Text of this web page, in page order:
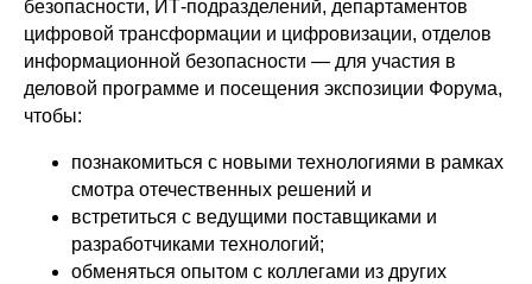
безопасности, ИТ-подразделений, департаментов
цифровой трансформации и цифровизации, отделов
информационной безопасности — для участия в
деловой программе и посещения экспозиции Форума,
чтобы:
познакомиться с новыми технологиями в рамках
смотра отечественных решений и
встретиться с ведущими поставщиками и
разработчиками технологий;
обменяться опытом с коллегами из других